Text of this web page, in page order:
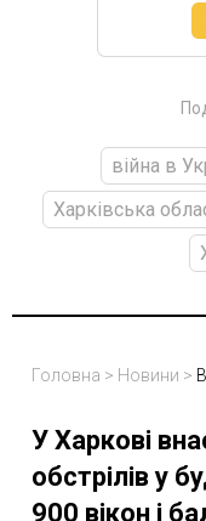
війна в
Харківська
Головна > Новини >
У Харкові
обстрілів у
900 вікон і